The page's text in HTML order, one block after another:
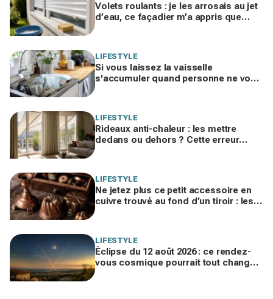
Volets roulants : je les arrosais au jet
d’eau, ce façadier m’a appris que
LIFESTYLE
Si vous laissez la vaisselle
s'accumuler quand personne ne vous
LIFESTYLE
Rideaux anti-chaleur : les mettre
dedans ou dehors ? Cette erreur
LIFESTYLE
Ne jetez plus ce petit accessoire en
cuivre trouvé au fond d’un tiroir : les
LIFESTYLE
Éclipse du 12 août 2026 : ce rendez-
vous cosmique pourrait tout changer